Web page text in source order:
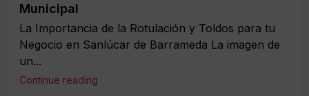
Municipal
La Importancia de la Rotulación y Toldos para tu
Negocio en Sanlúcar de Barrameda La imagen de
un...
Continue reading